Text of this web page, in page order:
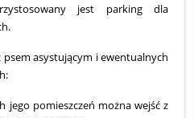
jest parking dla
asystującym i ewentualnych
jego pomieszczeń można wejść z